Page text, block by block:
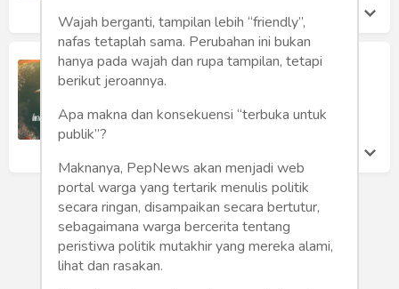
Tekno
Gaya
Wisata
Wanita
Rumah Kita
Dahlan Iskan
Wajah berganti, tampilan lebih “friendly”,
nafas tetaplah sama. Perubahan ini bukan
hanya pada wajah dan rupa tampilan, tetapi
berikut jeroannya.
Apa makna dan konsekuensi “terbuka untuk
publik”?
Maknanya, PepNews akan menjadi web
portal warga yang tertarik menulis politik
secara ringan, disampaikan secara bertutur,
sebagaimana warga bercerita tentang
peristiwa politik mutakhir yang mereka alami,
lihat dan rasakan.